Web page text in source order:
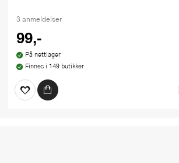
3 anmeldelser
99,-
På nettlager
Finnes i 149 butikker